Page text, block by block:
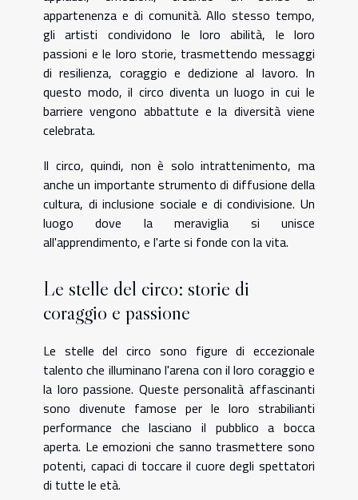
appartenenza e di comunità. Allo stesso tempo,
gli artisti condividono le loro abilità, le loro
passioni e le loro storie, trasmettendo messaggi
di resilienza, coraggio e dedizione al lavoro. In
questo modo, il circo diventa un luogo in cui le
barriere vengono abbattute e la diversità viene
celebrata.
Il circo, quindi, non è solo intrattenimento, ma
anche un importante strumento di diffusione della
cultura, di inclusione sociale e di condivisione. Un
luogo dove la meraviglia si unisce
all'apprendimento, e l'arte si fonde con la vita.
Le stelle del circo: storie di
coraggio e passione
Le stelle del circo sono figure di eccezionale
talento che illuminano l'arena con il loro coraggio e
la loro passione. Queste personalità affascinanti
sono divenute famose per le loro strabilianti
performance che lasciano il pubblico a bocca
aperta. Le emozioni che sanno trasmettere sono
potenti, capaci di toccare il cuore degli spettatori
di tutte le età.